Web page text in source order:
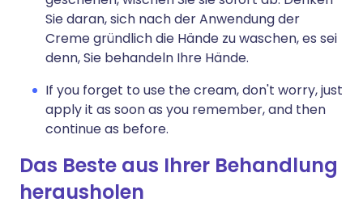
Sie daran, sich nach der Anwendung der
Creme gründlich die Hände zu waschen, es sei
denn, Sie behandeln Ihre Hände.
If you forget to use the cream, don't worry, just
apply it as soon as you remember, and then
continue as before.
Das Beste aus Ihrer Behandlung
herausholen